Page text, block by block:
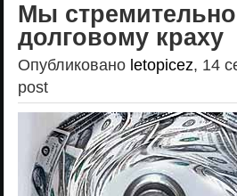
Мы
долговому краху
Опубликовано letopicez, 14
post